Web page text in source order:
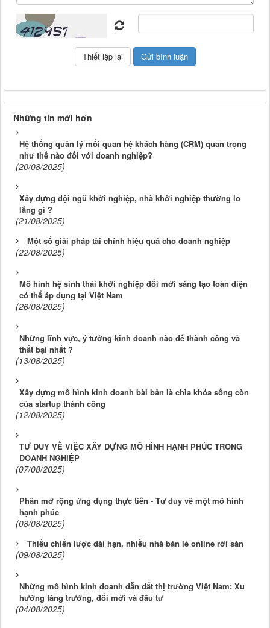
Những tin mới hơn
Hệ thống quản lý mối quan hệ khách hàng (CRM) quan trọng
như thế nào đối với doanh nghiệp?
(20/08/2025)
Xây dựng đội ngũ khởi nghiệp, nhà khởi nghiệp thường lo
lắng gì ?
(21/08/2025)
Một số giải pháp tài chính hiệu quả cho doanh nghiệp
(22/08/2025)
Mô hình hệ sinh thái khởi nghiệp đổi mới sáng tạo toàn diện
có thể áp dụng tại Việt Nam
(26/08/2025)
Những lĩnh vực, ý tưởng kinh doanh nào dễ thành công và
thất bại nhất ?
(13/08/2025)
Xây dựng mô hình kinh doanh bài bản là chìa khóa sống còn
của startup thành công
(12/08/2025)
TƯ DUY VỀ VIỆC XÂY DỰNG MÔ HÌNH HẠNH PHÚC TRONG
DOANH NGHIỆP
(07/08/2025)
Phần mở rộng ứng dụng thực tiễn - Tư duy về một mô hình
hạnh phúc
(08/08/2025)
Thiếu chiến lược dài hạn, nhiều nhà bán lẻ online rời sàn
(09/08/2025)
Những mô hình kinh doanh dẫn dắt thị trường Việt Nam: Xu
hướng tăng trưởng, đổi mới và đầu tư
(04/08/2025)